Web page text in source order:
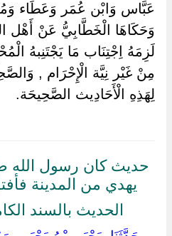
عَبَّاس وَابْن عُمَر وَعَطَاء
وَحَكَاهَا الْخَطَّابِيُّ عَنْ أَهْل
لَزِمَهُ اِجْتِنَاب مَا يَجْتَنِبهُ
مِنْ غَيْر نِيَّة الْإِحْرَام ,
لِهَذِهِ الْأَحَادِيث الصَّحِيحَة.
حديث كان رسول الله
يهدي من المدينة
الحديث بالسند